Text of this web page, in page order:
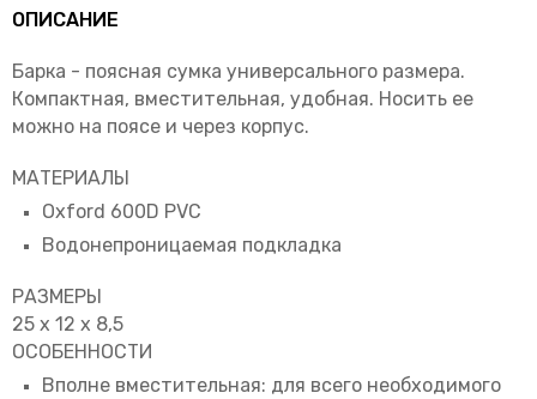
ОПИСАНИЕ
Барка - поясная сумка универсального размера.
Компактная, вместительная, удобная. Носить ее
можно на поясе и через корпус.
МАТЕРИАЛЫ
Oxford 600D PVC
Водонепроницаемая подкладка
РАЗМЕРЫ
25 х 12 х 8,5
ОСОБЕННОСТИ
Вполне вместительная: для всего необходимого